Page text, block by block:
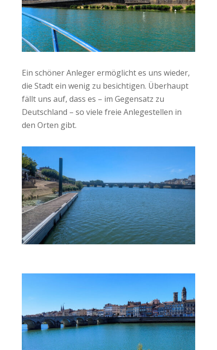
Ein schöner Anleger ermöglicht es uns wieder,
die Stadt ein wenig zu besichtigen. Überhaupt
fällt uns auf, dass es – im Gegensatz zu
Deutschland – so viele freie Anlegestellen in
den Orten gibt.